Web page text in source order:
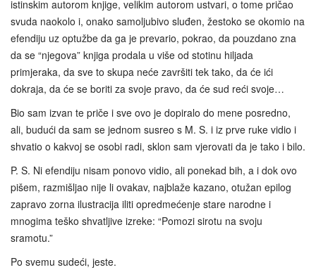
istinskim autorom knjige, velikim autorom ustvari, o tome pričao
svuda naokolo i, onako samoljubivo sluđen, žestoko se okomio na
efendiju uz optužbe da ga je prevario, pokrao, da pouzdano zna
da se “njegova” knjiga prodala u više od stotinu hiljada
primjeraka, da sve to skupa neće završiti tek tako, da će ići
dokraja, da će se boriti za svoje pravo, da će sud reći svoje…
Bio sam izvan te priče i sve ovo je dopiralo do mene posredno,
ali, budući da sam se jednom susreo s M. S. i iz prve ruke vidio i
shvatio o kakvoj se osobi radi, sklon sam vjerovati da je tako i bilo.
P. S. Ni efendiju nisam ponovo vidio, ali ponekad bih, a i dok ovo
pišem, razmišljao nije li ovakav, najblaže kazano, otužan epilog
zapravo zorna ilustracija iliti opredmećenje stare narodne i
mnogima teško shvatljive izreke: “Pomozi sirotu na svoju
sramotu.”
Po svemu sudeći, jeste.